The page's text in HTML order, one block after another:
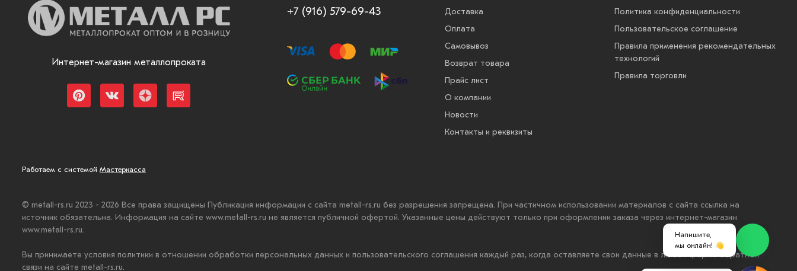
Интернет-магазин металлопроката
+7 (916) 579-69-43
Доставка
Оплата
Самовывоз
Возврат товара
Прайс лист
О компании
Новости
Контакты и реквизиты
Политика конфиденциальности
Пользовательское соглашение
Правила применения рекомендательных
технологий
Правила торговли
Работаем с системой Мастеркасса
© metall-rs.ru 2023 - 2026 Все права защищены Публикация информации с сайта metall-rs.ru без разрешения запрещена. При частичном использовании материалов с сайта ссылка на
источник обязательна. Информация на сайте www.metall-rs.ru не является публичной офертой. Указанные цены действуют только при оформлении заказа через интернет-магазин
www.metall-rs.ru.
Вы принимаете условия политики в отношении обработки персональных данных и пользовательского соглашения каждый раз, когда оставляете свои данные в любой форме обратной
связи на сайте metall-rs.ru.
Напишите,
мы онлайн! 👋